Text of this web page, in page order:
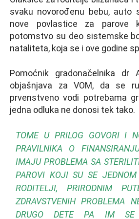
svaku novorođenu bebu, auto
nove povlastice za parove
potomstvo su deo sistemske
nataliteta, koja se i ove godine
Pomoćnik gradonačelnika dr
objašnjava za VOM, da se
prvenstveno vodi potrebama
jedna odluka ne donosi tek tako.
TOME U PRILOG GOVORI I
PRAVILNIKA O
IMAJU PROBLEMA SA
PAROVI KOJI SU SE JEDNOM
RODITELЈI, PRIRODNIM
ZDRAVSTVENIH PROBLEMA
DRUGO DETE PA IM SE